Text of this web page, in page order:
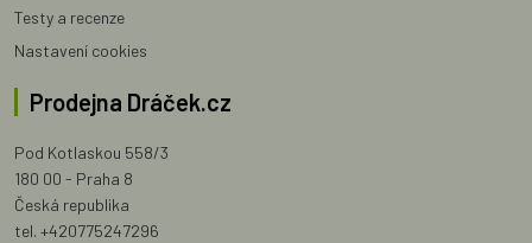
Testy a recenze
Nastavení cookies
Prodejna Dráček.cz
Pod Kotlaskou 558/3
180 00 - Praha 8
Česká republika
tel. +420775247296